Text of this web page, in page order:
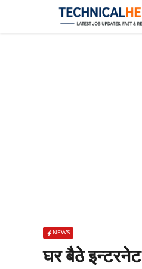
content
NEWS
घर बैठे